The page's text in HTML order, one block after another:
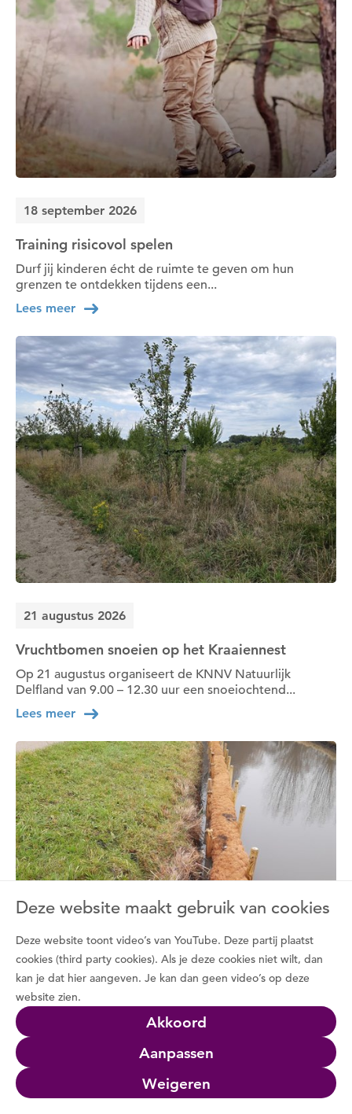
Deze website maakt gebruik van cookies
Deze website toont video’s van YouTube. Deze partij plaatst
cookies (third party cookies). Als je deze cookies niet wilt, dan
kan je dat hier aangeven. Je kan dan geen video’s op deze
website zien.
Akkoord
Aanpassen
Weigeren
18 september 2026
Training risicovol spelen
Durf jij kinderen écht de ruimte te geven om hun
grenzen te ontdekken tijdens een...
Lees meer
21 augustus 2026
Vruchtbomen snoeien op het Kraaiennest
Op 21 augustus organiseert de KNNV Natuurlijk
Delfland van 9.00 – 12.30 uur een snoeiochtend...
Lees meer
fietsexcursie Natuurvriendelijke oever
Hoe ontwikkelt een natuurvriendelijke oever zich na
aanleg. Dat gaan we bekijken....